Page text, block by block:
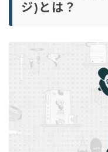
ジ)とは？